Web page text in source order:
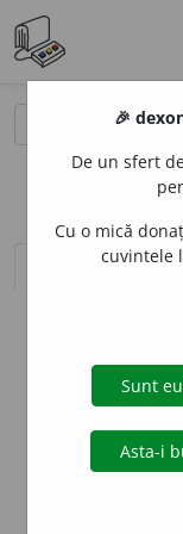
sinteza definițiilor
info
🎉
De un sfert
Cu o mică
cuvintele